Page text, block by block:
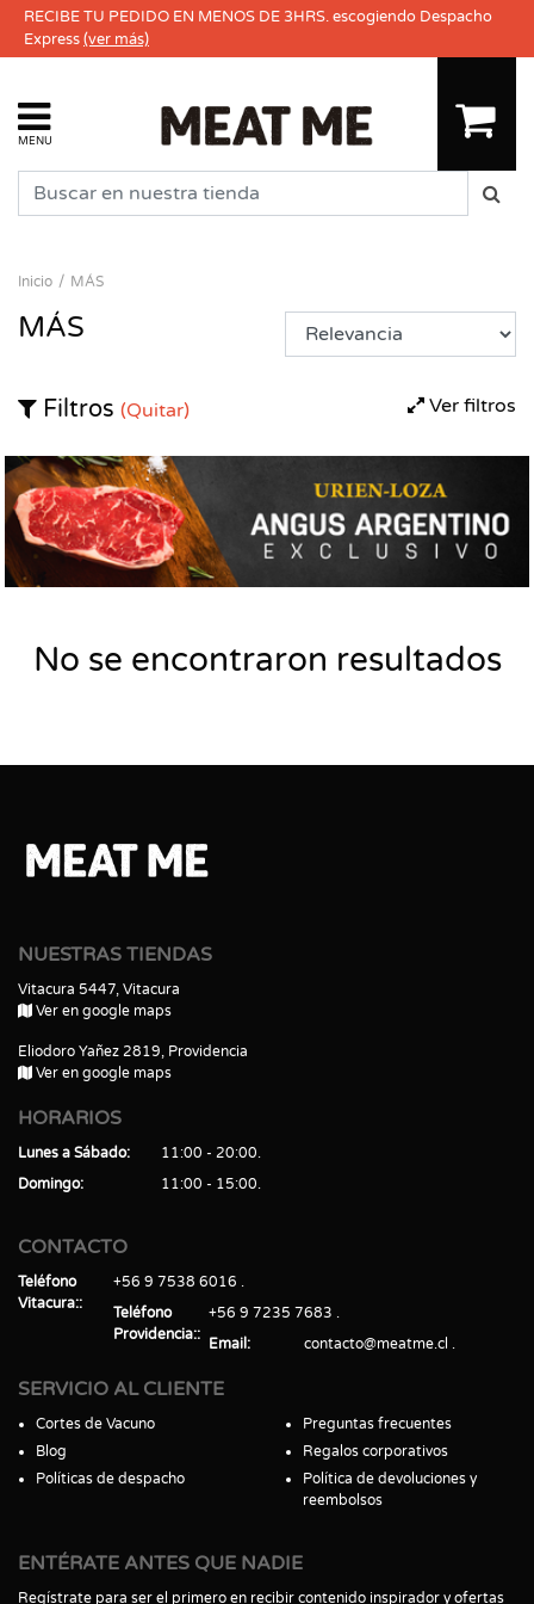
RECIBE TU PEDIDO EN MENOS DE 3HRS. escogiendo Despacho
Express(ver más)
MENU
Inicio MÁS
MÁS
Ver filtros
Filtros (Quitar)
No se encontraron resultados
NUESTRAS TIENDAS
Vitacura 5447, Vitacura
Ver en google maps
Eliodoro Yañez 2819, Providencia
Ver en google maps
HORARIOS
Lunes a Sábado
11:00 - 20:00
Domingo
11:00 - 15:00
CONTACTO
Teléfono
Vitacura:
+56 9 7538 6016
Teléfono
Providencia:
+56 9 7235 7683
Email
contacto@meatme.cl
SERVICIO AL CLIENTE
Cortes de Vacuno
Blog
Políticas de despacho
Preguntas frecuentes
Regalos corporativos
Política de devoluciones y
reembolsos
ENTÉRATE ANTES QUE NADIE
Regístrate para ser el primero en recibir contenido inspirador y ofertas